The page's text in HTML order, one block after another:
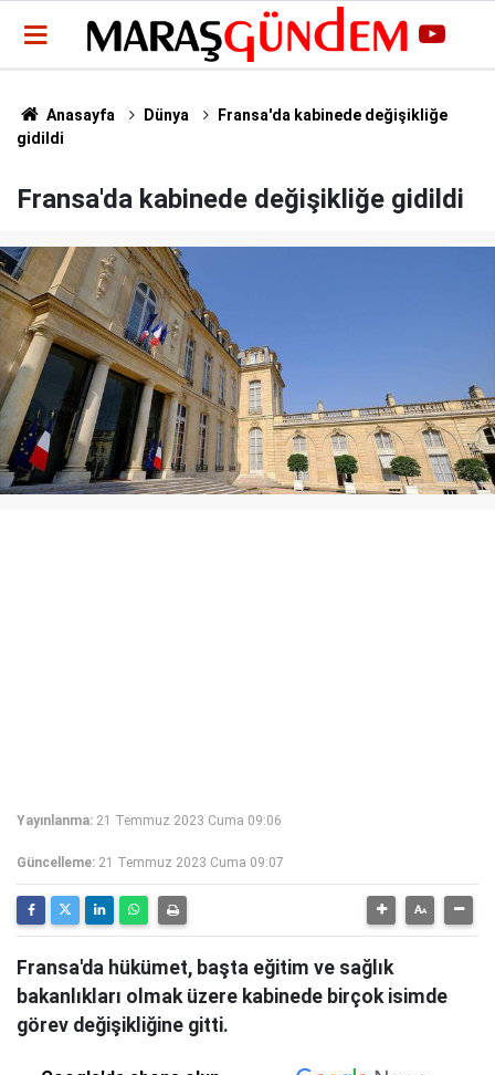
Anasayfa Dünya
Fransa'da kabinede değişikliğe
gidildi
Fransa'da kabinede değişikliğe gidildi
Yayınlanma: 21 Temmuz 2023 Cuma 09:06
Güncelleme: 21 Temmuz 2023 Cuma 09:07
Fransa'da hükümet, başta eğitim ve sağlık
bakanlıkları olmak üzere kabinede birçok isimde
görev değişikliğine gitti.